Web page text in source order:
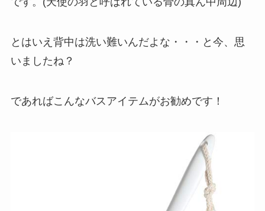
とはいえ背中は洗い難いんだよな・・・と今、思
いましたね？
であればこんなバスアイテムがお勧めです！